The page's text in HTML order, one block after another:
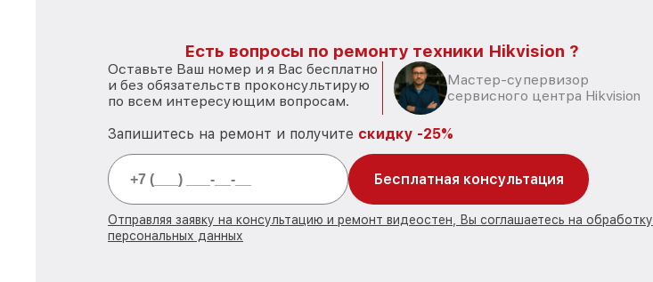
Есть вопросы по ремонту техники Hikvision ?
Оставьте Ваш номер и я Вас бесплатно
и без обязательств проконсультирую
по всем интересующим вопросам.
Мастер-супервизор
сервисного центра Hikvision
Запишитесь на ремонт и получите скидку -25%
Бесплатная консультация
Отправляя заявку на консультацию и ремонт видеостен, Вы соглашаетесь на обработку
персональных данных